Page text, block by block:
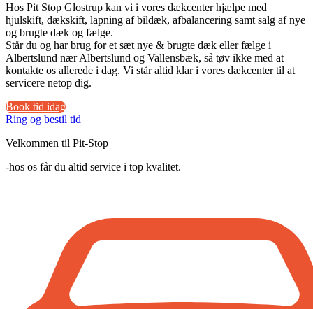
Hos Pit Stop Glostrup kan vi i vores dækcenter hjælpe med
hjulskift, dækskift, lapning af bildæk, afbalancering samt salg af nye
og brugte dæk og fælge.
Står du og har brug for et sæt nye & brugte dæk eller fælge i
Albertslund nær Albertslund og Vallensbæk, så tøv ikke med at
kontakte os allerede i dag. Vi står altid klar i vores dækcenter til at
servicere netop dig.
Book tid idag
Ring og bestil tid
Velkommen til Pit-Stop
-hos os får du altid service i top kvalitet.